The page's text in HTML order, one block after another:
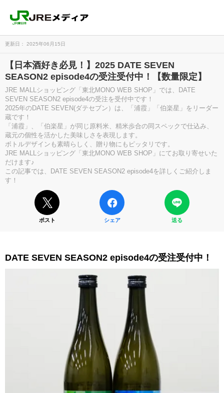
更新日： 2025年06月15日
【日本酒好き必見！】2025 DATE SEVEN
SEASON2 episode4の受注受付中！【数量限定】
JRE MALLショッピング「東北MONO WEB SHOP」では、DATE
SEVEN SEASON2 episode4の受注を受付中です！
2025年のDATE SEVEN(ダテセブン）は、「浦霞」「伯楽星」をリーダー
蔵です！
「浦霞」、「伯楽星」が同じ原料米、精米歩合の同スペックで仕込み、
蔵元の個性を活かした美味しさを表現します。
ボトルデザインも素晴らしく、贈り物にもピッタリです。
JRE MALLショッピング「東北MONO WEB SHOP」にてお取り寄せいた
だけます♪
この記事では、DATE SEVEN SEASON2 episode4を詳しくご紹介しま
す！
ポスト シェア 送る
DATE SEVEN SEASON2 episode4の受注受付中！